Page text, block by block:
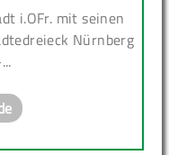
i.OFr. mit seinen
Nürnberg